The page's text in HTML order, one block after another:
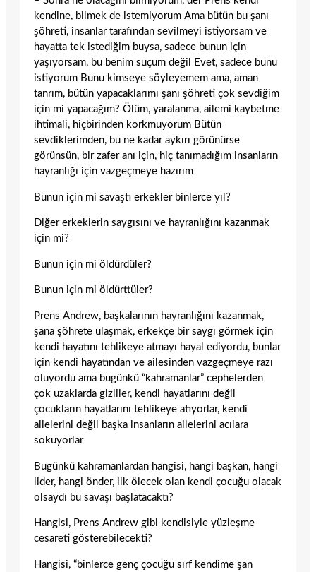
kendine, bilmek de istemiyorum Ama bütün bu şanı
şöhreti, insanlar tarafından sevilmeyi istiyorsam ve
hayatta tek istediğim buysa, sadece bunun için
yaşıyorsam, bu benim suçum değil Evet, sadece bunu
istiyorum Bunu kimseye söyleyemem ama, aman
tanrım, bütün yapacaklarımı şanı şöhreti çok sevdiğim
için mi yapacağım? Ölüm, yaralanma, ailemi kaybetme
ihtimali, hiçbirinden korkmuyorum Bütün
sevdiklerimden, bu ne kadar aykırı görünürse
görünsün, bir zafer anı için, hiç tanımadığım insanların
hayranlığı için vazgeçmeye hazırım
Bunun için mi savaştı erkekler binlerce yıl?
Diğer erkeklerin saygısını ve hayranlığını kazanmak
için mi?
Bunun için mi öldürdüler?
Bunun için mi öldürttüler?
Prens Andrew, başkalarının hayranlığını kazanmak,
şana şöhrete ulaşmak, erkekçe bir saygı görmek için
kendi hayatını tehlikeye atmayı hayal ediyordu, bunlar
için kendi hayatından ve ailesinden vazgeçmeye razı
oluyordu ama bugünkü “kahramanlar” cephelerden
çok uzaklarda gizliler, kendi hayatlarını değil
çocukların hayatlarını tehlikeye atıyorlar, kendi
ailelerini değil başka insanların ailelerini acılara
sokuyorlar
Bugünkü kahramanlardan hangisi, hangi başkan, hangi
lider, hangi önder, ilk ölecek olan kendi çocuğu olacak
olsaydı bu savaşı başlatacaktı?
Hangisi, Prens Andrew gibi kendisiyle yüzleşme
cesareti gösterebilecekti?
Hangisi, “binlerce genç çocuğu sırf kendime şan